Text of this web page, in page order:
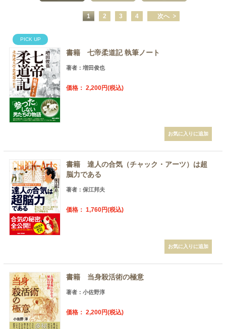
1 2 3 4 次へ
PICK UP
書籍 七帝柔道記 執筆ノート
著者：増田俊也
価格： 2,200円(税込)
書籍 達人の合気（チャック・アーツ）は超
脳力である
著者：保江邦夫
価格： 1,760円(税込)
書籍 当身殺活術の極意
著者：小佐野淳
価格： 2,200円(税込)